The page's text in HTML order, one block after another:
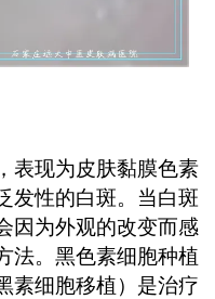
表现为皮肤黏膜色素
发性的白斑。当白斑
因为外观的改变而感
法。黑色素细胞种植
素细胞移植）是治疗